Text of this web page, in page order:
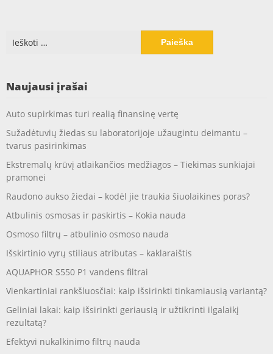
Ieškoti:
Naujausi įrašai
Auto supirkimas turi realią finansinę vertę
Sužadėtuvių žiedas su laboratorijoje užaugintu deimantu –
tvarus pasirinkimas
Ekstremalų krūvį atlaikančios medžiagos – Tiekimas sunkiajai
pramonei
Raudono aukso žiedai – kodėl jie traukia šiuolaikines poras?
Atbulinis osmosas ir paskirtis – Kokia nauda
Osmoso filtrų – atbulinio osmoso nauda
Išskirtinio vyrų stiliaus atributas – kaklaraištis
AQUAPHOR S550 P1 vandens filtrai
Vienkartiniai rankšluosčiai: kaip išsirinkti tinkamiausią variantą?
Geliniai lakai: kaip išsirinkti geriausią ir užtikrinti ilgalaikį
rezultatą?
Efektyvi nukalkinimo filtrų nauda